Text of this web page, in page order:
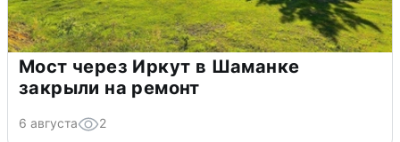
Мост через Иркут в Шаманке
закрыли на ремонт
6 августа 2